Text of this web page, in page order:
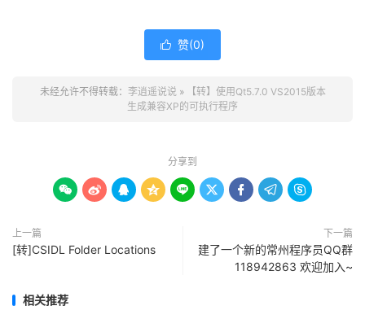
 赞(0)
未经允许不得转载： 李逍遥说说»
【转】使用Qt5.7.0 VS2015版本
生成兼容XP的可执行程序
分享到
        
上一篇
[转]CSIDL Folder Locations
下一篇
建了一个新的常州程序员QQ群
118942863 欢迎加入~
相关推荐